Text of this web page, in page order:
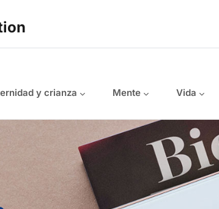
y crianza Mente Vida